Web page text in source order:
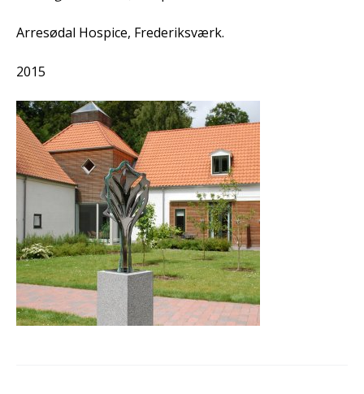
Arresødal Hospice, Frederiksværk.
2015